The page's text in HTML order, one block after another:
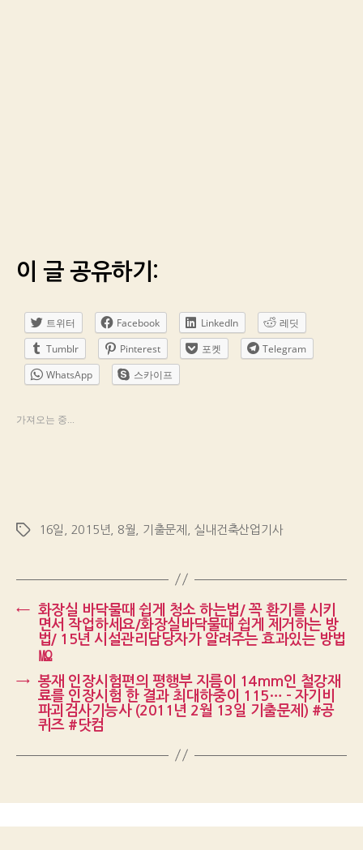
이 글 공유하기:
트위터 Facebook LinkedIn
레딧
Tumblr
Pinterest 포켓
Telegram
WhatsApp
스카이프
가져오는 중...
Tags 16일 2015년 8월 기출문제 실내건축산업기사
← 화장실 바닥물때 쉽게 청소 하는법/ 꼭 환기를 시키
면서 작업하세요/화장실바닥물때 쉽게 제거하는 방
법/ 15년 시설관리담당자가 알려주는 효과있는 방법
㏁
→ 봉재 인장시험편의 평행부 지름이 14mm인 철강재
료를 인장시험 한 결과 최대하중이 115… – 자기비
파괴검사기능사 (2011년 2월 13일 기출문제) #공
퀴즈 #닷컴